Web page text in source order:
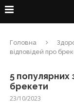
Головна
відповідей про
5 популярних
брекети
23/10/2023